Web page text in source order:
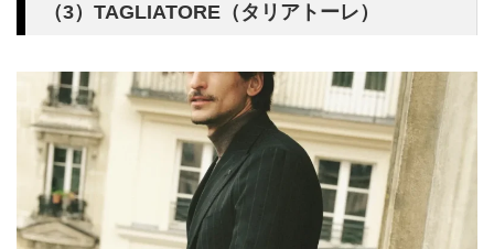
（3）TAGLIATORE（タリアトーレ）